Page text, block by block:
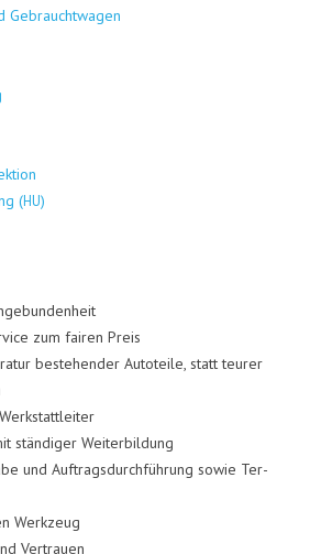
Gebraucht­wa­gen
(HU)
zum fai­ren Preis
bestehen­der Auto­tei­le, statt teu­rer
stän­di­ger Wei­ter­bil­dung
und Auf­trags­durch­füh­rung sowie Ter­
Werk­zeug
Ver­trau­en